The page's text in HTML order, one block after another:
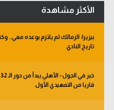
الأكثر مشاهدة
بيزيرا: الزمالك لم يلتزم بوعده
تاريخ النادي
قاريا من التمهيدي الأول